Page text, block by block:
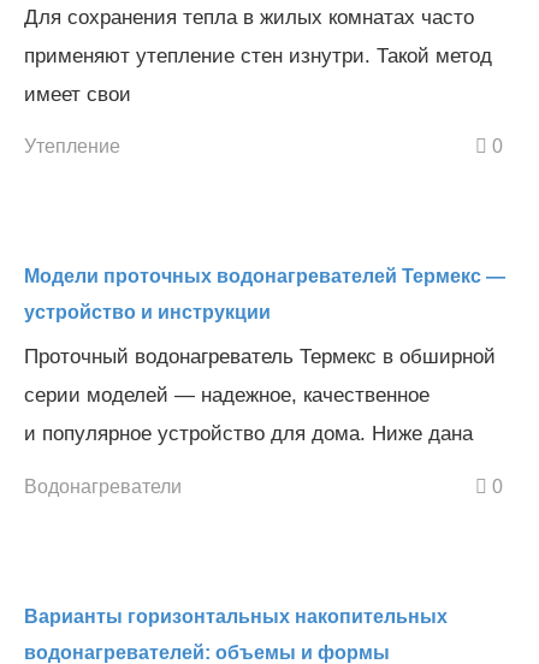
Для сохранения тепла в жилых комнатах часто
применяют утепление стен изнутри. Такой метод
имеет свои
Утепление 0
Модели проточных водонагревателей Термекс —
устройство и инструкции
Проточный водонагреватель Термекс в обширной
серии моделей — надежное, качественное
и популярное устройство для дома. Ниже дана
Водонагреватели 0
Варианты горизонтальных накопительных
водонагревателей: объемы и формы